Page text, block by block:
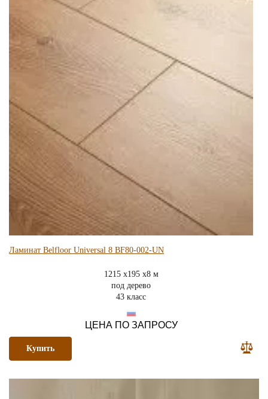
Ламинат Belfloor Universal 8 BF80-002-UN
1215 x195 x8 м
под дерево
43 класс
ЦЕНА ПО ЗАПРОСУ
Купить